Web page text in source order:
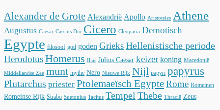
Alexander de Grote Alexandrië Apollo Aristoteles Athene
Augustus Caesar Cassius Dio Cicero Cleopatra Demotisch
Egypte filosoof god goden GrieksHellenistische periode
HerodotusHomerus Ilias Julius Caesar keizer koning Macedonië
Middellandse Zee munt mythe Nero Nieuwe Rijk Nijl papyri papyrus
Plutarchus priester Ptolemaeïsch EgypteRome Romeinen
Romeinse Rijk Strabo Suetonius Tacitus Tempel Thebe Thracië Zeus